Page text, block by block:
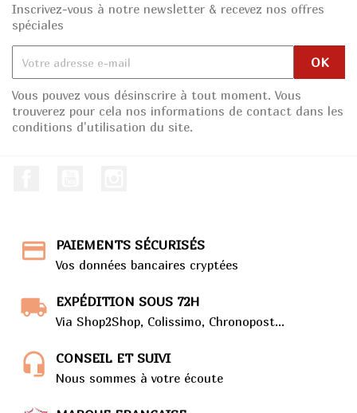
Inscrivez-vous à notre newsletter & recevez nos offres
spéciales
Vous pouvez vous désinscrire à tout moment. Vous
trouverez pour cela nos informations de contact dans les
conditions d'utilisation du site.
PAIEMENTS SÉCURISÉS
Vos données bancaires cryptées
EXPÉDITION SOUS 72H
Via Shop2Shop, Colissimo, Chronopost...
CONSEIL ET SUIVI
Nous sommes à votre écoute